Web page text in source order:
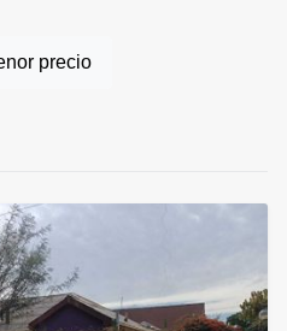
precio